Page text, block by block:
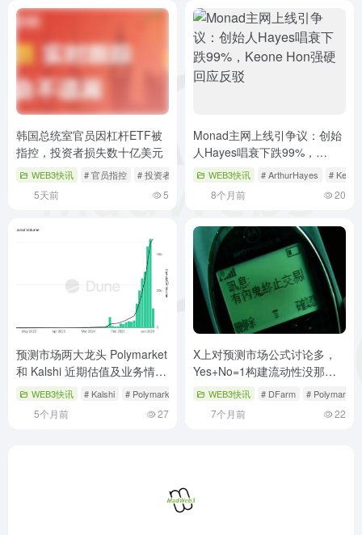
韩国总统室官员因杠杆ETF被
指控，投资者损失数十亿美元
WEB3快讯 # 官员指控 # 投资者损失 # 杠杆ETF
5天前 5
Monad主网上线引争议：创始
人Hayes唱衰下跌99%，
Keone Hon强硬回应反驳
WEB3快讯 # ArthurHayes #
8个月前 20
预测市场两大龙头 Polymarket
和 Kalshi 近期估值及业务情况
对比WEB3快讯 # Kalshi # Polymarket # 业务对比
5个月前 27
X上对预测市场公式讨论多，
Yes+No=1构建流动性没那么
简单WEB3快讯 # DFarm # Polymarket
7个月前 22